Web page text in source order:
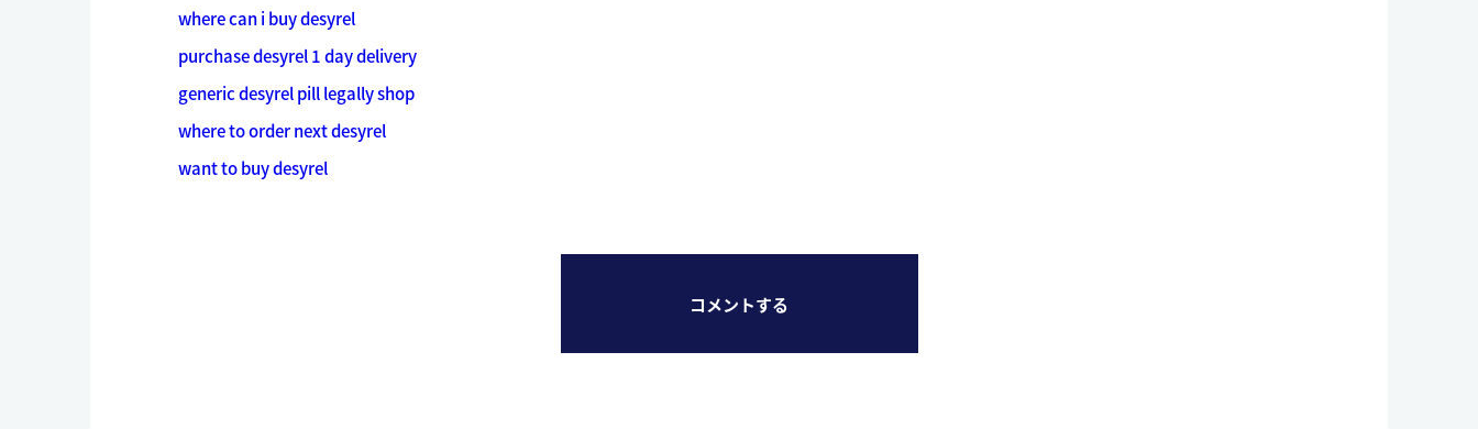
where can i buy desyrel
purchase desyrel 1 day delivery
generic desyrel pill legally shop
where to order next desyrel
want to buy desyrel
コメントする